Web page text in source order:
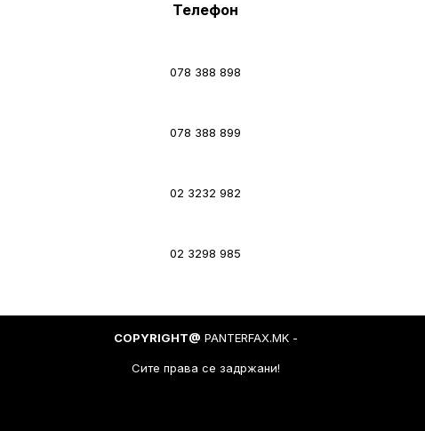
Телефон
078 388 898
078 388 899
02 3232 982
02 3298 985
COPYRIGHT@ PANTERFAX.MK -
Сите права се задржани!